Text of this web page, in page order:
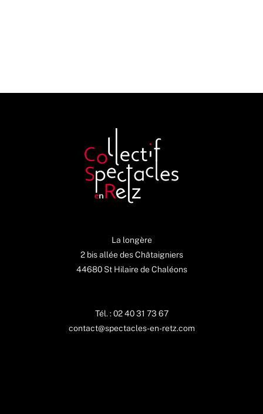
La longère
2 bis allée des Châtaigniers
44680 St Hilaire de Chaléons
Tél. : 02 40 31 73 67
contact@spectacles-en-retz.com